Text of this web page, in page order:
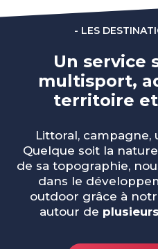
- LES
Un service
multisport,
territoire
Littoral, campagne,
Quelque soit la
de sa topographie,
dans le
outdoor grâce à
autour de